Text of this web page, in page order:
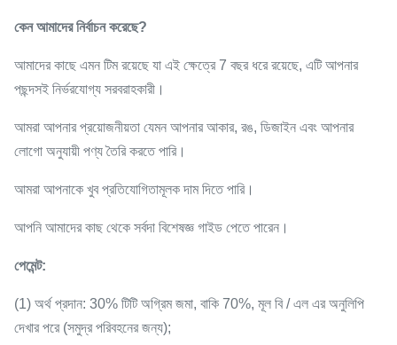
কেন আমাদের নির্বাচন করেছে?
আমাদের কাছে এমন টিম রয়েছে যা এই ক্ষেত্রে 7 বছর ধরে রয়েছে, এটি আপনার
পছন্দসই নির্ভরযোগ্য সরবরাহকারী।
আমরা আপনার প্রয়োজনীয়তা যেমন আপনার আকার, রঙ, ডিজাইন এবং আপনার
লোগো অনুযায়ী পণ্য তৈরি করতে পারি।
আমরা আপনাকে খুব প্রতিযোগিতামূলক দাম দিতে পারি।
আপনি আমাদের কাছ থেকে সর্বদা বিশেষজ্ঞ গাইড পেতে পারেন।
পেমেন্ট:
(1) অর্থ প্রদান: 30% টিটি অগ্রিম জমা, বাকি 70%, মূল বি / এল এর অনুলিপি
দেখার পরে (সমুদ্র পরিবহনের জন্য);